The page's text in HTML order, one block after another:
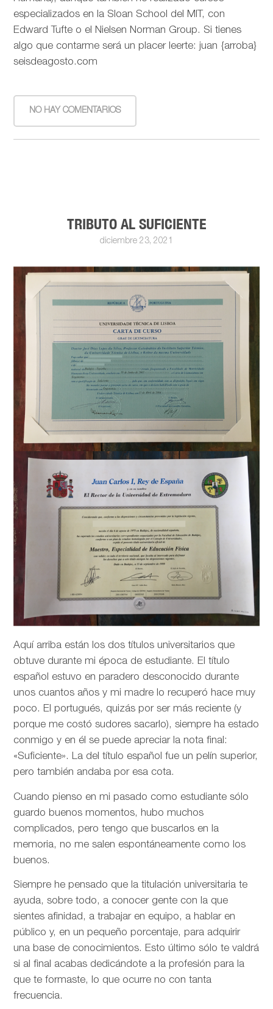
especializados en la Sloan School del MIT, con
Edward Tufte o el Nielsen Norman Group. Si tienes
algo que contarme será un placer leerte: juan {arroba}
seisdeagosto.com
NO HAY COMENTARIOS
TRIBUTO AL SUFICIENTE
diciembre 23, 2021
Aquí arriba están los dos títulos universitarios que
obtuve durante mi época de estudiante. El título
español estuvo en paradero desconocido durante
unos cuantos años y mi madre lo recuperó hace muy
poco. El portugués, quizás por ser más reciente (y
porque me costó sudores sacarlo), siempre ha estado
conmigo y en él se puede apreciar la nota final:
«Suficiente». La del título español fue un pelín superior,
pero también andaba por esa cota.
Cuando pienso en mi pasado como estudiante sólo
guardo buenos momentos, hubo muchos
complicados, pero tengo que buscarlos en la
memoria, no me salen espontáneamente como los
buenos.
Siempre he pensado que la titulación universitaria te
ayuda, sobre todo, a conocer gente con la que
sientes afinidad, a trabajar en equipo, a hablar en
público y, en un pequeño porcentaje, para adquirir
una base de conocimientos. Esto último sólo te valdrá
si al final acabas dedicándote a la profesión para la
que te formaste, lo que ocurre no con tanta
frecuencia.